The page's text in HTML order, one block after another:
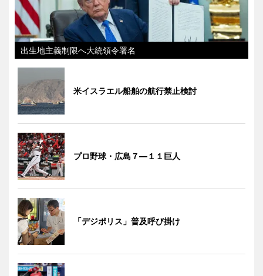
出生地主義制限へ大統領令署名
米イスラエル船舶の航行禁止検討
プロ野球・広島７―１１巨人
「デジポリス」普及呼び掛け